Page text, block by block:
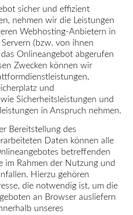
sicher und effizient
nehmen wir die Leistungen
Webhosting-Anbietern in
(bzw. von ihnen
Onlineangebot abgerufen
Zwecken können wir
und
Sicherheitsleistungen und
in Anspruch nehmen.
Bereitstellung des
Daten können alle
betreffenden
im Rahmen der Nutzung und
Hierzu gehören
die notwendig ist, um die
an Browser ausliefern
unseres